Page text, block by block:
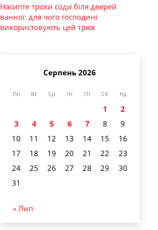
Насипте трохи соди біля дверей
ванної: для чого господині
використовують цей трюк
Серпень 2026
Пн Вт Ср Чт Пт Сб Нд
1
2
3
4 5 6 7 8
9
10
11 12 13 14 15
16
17
18 19 20 21 22
23
24
25 26 27 28 29
30
31
« Лип